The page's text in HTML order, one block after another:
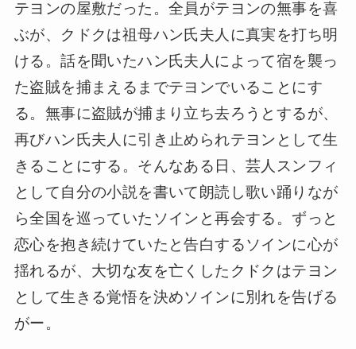
テヨンの屋敷だった。全員がテヨンの無事を喜
ぶが、クドクは祖母ハン氏夫人に真実を打ち明
ける。話を聞いたハン氏夫人によって宿を襲っ
た盗賊を捕まえるまでテヨンでいることにす
る。無事に盗賊が捕まり立ち去ろうとするが、
再びハン氏夫人に引き止められテヨンとして生
きることにする。そんなある日、芸人スンフィ
として自分の小説を書いて朗読し歌い踊りなが
ら全国を巡っていたソインと再会する。ずっと
恋心を抱き続けていたと告白するソインに心が
揺れるが、大切な友を亡くしたクドクはテヨン
として生きる覚悟を決めソインに別れを告げる
がー。